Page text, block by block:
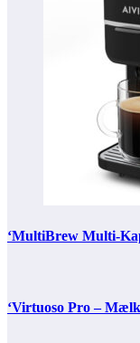
‘MultiBrew Multi-
‘Virtuoso Pro –